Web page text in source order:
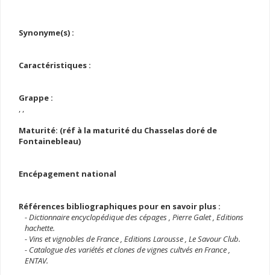
Synonyme(s) :
Caractéristiques :
Grappe :
, ,
Maturité: (réf à la maturité du Chasselas doré de
Fontainebleau)
Encépagement national
Références bibliographiques pour en savoir plus :
- Dictionnaire encyclopédique des cépages , Pierre Galet , Editions
hachette.
- Vins et vignobles de France , Editions Larousse , Le Savour Club.
- Catalogue des variétés et clones de vignes cultvés en France ,
ENTAV.